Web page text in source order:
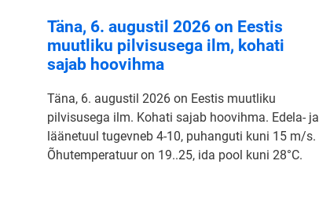
Täna, 6. augustil 2026 on Eestis
muutliku pilvisusega ilm, kohati
sajab hoovihma
Täna, 6. augustil 2026 on Eestis muutliku
pilvisusega ilm. Kohati sajab hoovihma. Edela- ja
läänetuul tugevneb 4-10, puhanguti kuni 15 m/s.
Õhutemperatuur on 19..25, ida pool kuni 28°C.